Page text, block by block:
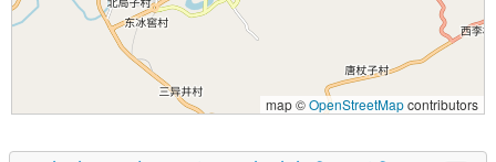
map ©OpenStreetMapcontributors